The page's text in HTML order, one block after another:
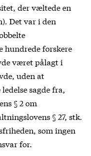
der væltede en
Det var i den
hundrede forskere
været pålagt i
uden at
sagde fra,
§ 2 om
§ 27, stk.
som ingen
for.